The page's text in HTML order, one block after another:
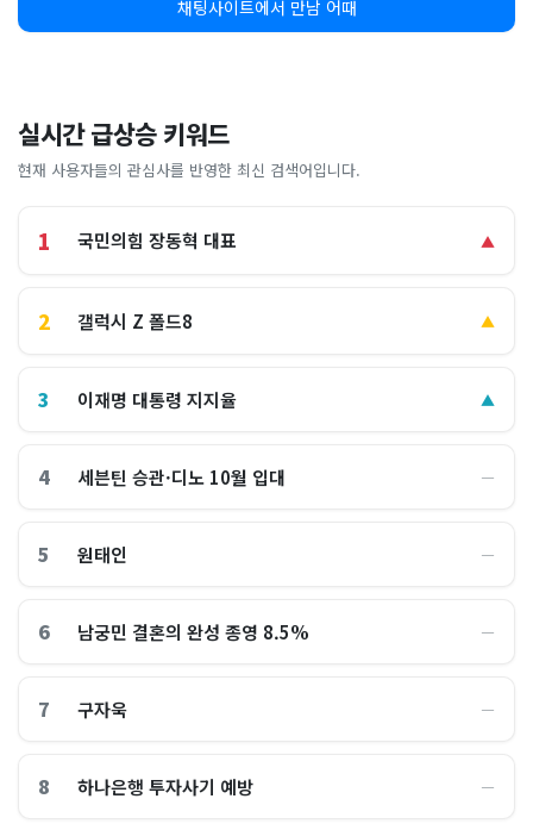
채팅사이트에서 만남 어때
실시간 급상승 키워드
현재 사용자들의 관심사를 반영한 최신 검색어입니다.
1 국민의힘 장동혁 대표 ▲
2 갤럭시 Z 폴드8 ▲
3 이재명 대통령 지지율 ▲
4 세븐틴 승관·디노 10월 입대 ―
5 원태인 ―
6 남궁민 결혼의 완성 종영 8.5% ―
7 구자욱 ―
8 하나은행 투자사기 예방 ―